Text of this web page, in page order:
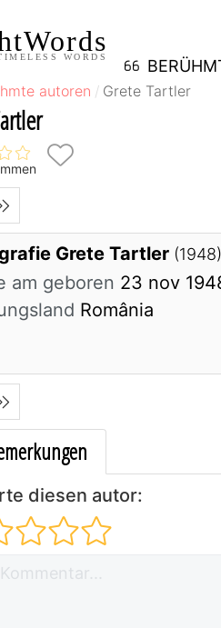
WORDS
autoren Grete Tartler
Grete Tartler (1948)
am geboren 23 nov
România
diesen autor: